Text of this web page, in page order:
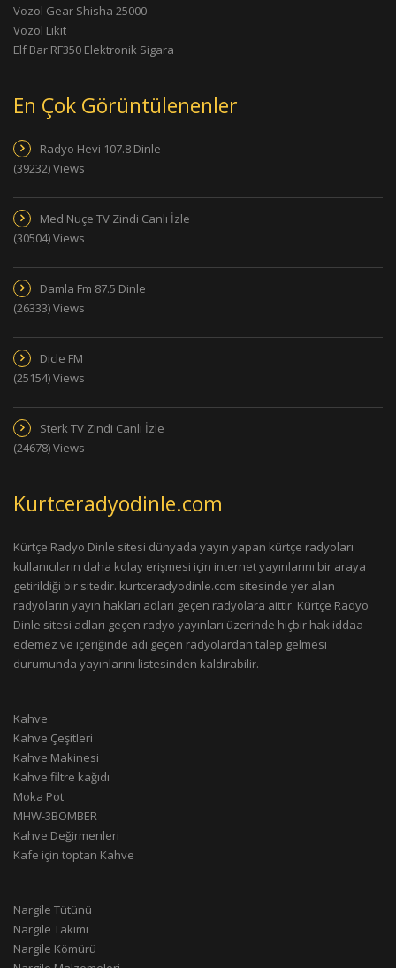
Vozol Gear Shisha 25000
Vozol Likit
Elf Bar RF350 Elektronik Sigara
En Çok Görüntülenenler
Radyo Hevi 107.8 Dinle
(39232) Views
Med Nuçe TV Zindi Canlı İzle
(30504) Views
Damla Fm 87.5 Dinle
(26333) Views
Dicle FM
(25154) Views
Sterk TV Zindi Canlı İzle
(24678) Views
Kurtceradyodinle.com
Kürtçe Radyo Dinle sitesi dünyada yayın yapan kürtçe radyoları
kullanıcıların daha kolay erişmesi için internet yayınlarını bir araya
getirildiği bir sitedir. kurtceradyodinle.com sitesinde yer alan
radyoların yayın hakları adları geçen radyolara aittir. Kürtçe Radyo
Dinle sitesi adları geçen radyo yayınları üzerinde hiçbir hak iddaa
edemez ve içeriğinde adı geçen radyolardan talep gelmesi
durumunda yayınlarını listesinden kaldırabilir.
Kahve
Kahve Çeşitleri
Kahve Makinesi
Kahve filtre kağıdı
Moka Pot
MHW-3BOMBER
Kahve Değirmenleri
Kafe için toptan Kahve
Nargile Tütünü
Nargile Takımı
Nargile Kömürü